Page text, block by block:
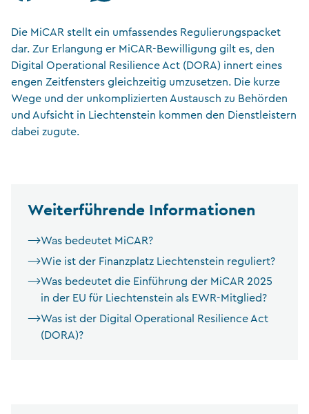
Die MiCAR stellt ein umfassendes Regulierungspacket
dar. Zur Erlangung er MiCAR-Bewilligung gilt es, den
Digital Operational Resilience Act (DORA) innert eines
engen Zeitfensters gleichzeitig umzusetzen. Die kurze
Wege und der unkomplizierten Austausch zu Behörden
und Aufsicht in Liechtenstein kommen den Dienstleistern
dabei zugute.
Weiterführende Informationen
Was bedeutet MiCAR?
Wie ist der Finanzplatz Liechtenstein reguliert?
Was bedeutet die Einführung der MiCAR 2025
in der EU für Liechtenstein als EWR-Mitglied?
Was ist der Digital Operational Resilience Act
(DORA)?